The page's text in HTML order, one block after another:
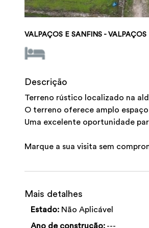
VALPAÇOS E SANFINS - VALPAÇOS
Descrição
Terreno rústico localizado na
O terreno oferece amplo
Uma excelente oportunidade
Marque a sua visita sem
Mais detalhes
Estado: Não Aplicável
Ano de construção: ---